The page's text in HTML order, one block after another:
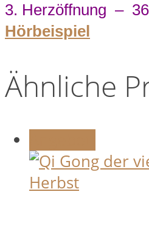
3. Herzöffnung –
Hörbeispiel
Ähnliche